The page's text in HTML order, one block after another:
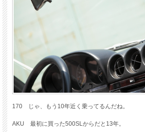
170 じゃ、もう10年近く乗ってるんだね。
AKU 最初に買った500SLからだと13年。